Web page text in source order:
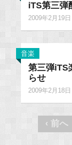
iTS第三弾
2009年2月19
音楽
第三弾iTS
らせ
2009年2月18
Post‹ 前へ